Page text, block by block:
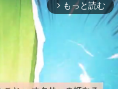
arrow_forward_ios もっと読む